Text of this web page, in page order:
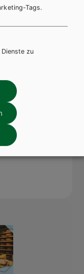
inkl.
Tags.
zu